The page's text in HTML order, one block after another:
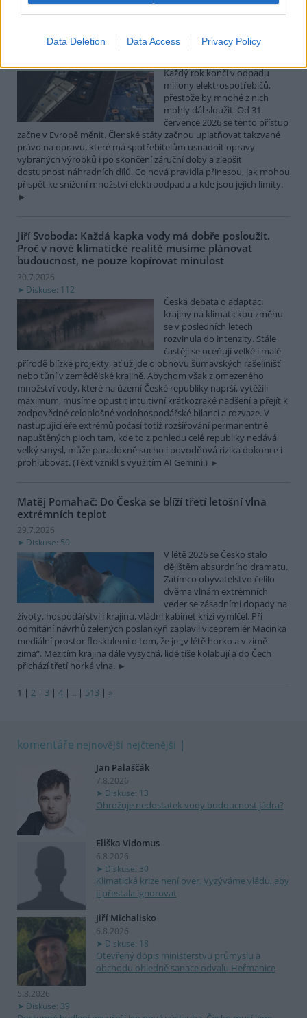
Data Deletion Data Access Privacy Policy
31.7.2026
Každý rok končí v odpadu
miliony elektrospotřebičů,
přestože by mnohé z nich
mohly dál sloužit. Od 31.
července 2026 se tento přístup
začne v Evropě měnit. Členské státy začnou uplatňovat takzvané
právo na opravu, které má spotřebitelům usnadnit opravy
vybraných výrobků i po skončení záruční doby a zlepšit
dostupnost náhradních dílů. Co nová pravidla přinesou, jak mohou
přispět ke snížení množství elektroodpadu a kde jsou jejich limity.
Jiří Svoboda: Každá kapka vody má dobře posloužit.
Proč v nové klimatické realitě musíme plánovat
budoucnost, ne pouze kopírovat minulost
30.7.2026
Diskuse: 112
Česká debata o adaptaci
krajiny na klimatickou změnu
se v posledních letech
rozvinula do intenzity. Stále
častěji se oceňují velké i malé
přírodě blízké projekty, ať už jde o obnovu šumavských rašelinišť
nebo tůní v zemědělské krajině. Abychom však z omezeného
množství vody, které na území České republiky naprší, vytěžili
maximum, musíme opustit intuitivní krátkozraké nadšení a přejít k
zodpovědné celoplošné vodohospodářské bilanci a rozvaze. V
nastupující éře extrémů počasí totiž rozšiřování permanentně
napuštěných ploch tam, kde to z pohledu celé republiky nedává
velký smysl, může paradoxně sucho i povodňová rizika dokonce i
prohlubovat. (Text vznikl s využitím AI Gemini.)
Matěj Pomahač: Do Česka se blíží třetí letošní vlna
extrémních teplot
29.7.2026
Diskuse: 50
V létě 2026 se Česko stalo
dějištěm absurdního dramatu.
Zatímco obyvatelstvo čelilo
dvěma vlnám extrémních
veder se zásadními dopady na
životy, hospodářství i krajinu, vládní kabinet krizi vymlčel. Při
odmítání návrhů zelených poslankyň zaplavil vicepremiér Macinka
mediální prostor floskulemi o tom, že je „v létě horko a v zimě
zima“. Mezitím krajina dále vysychá, lidé tiše kolabují a do Čech
přichází třetí horká vlna.
1 | 2 | 3 | 4 | .. | 513 | »
komentáře nejnovější nejčtenější
Jan Palaščák
7.8.2026
Diskuse: 13
Ohrožuje nedostatek vody budoucnost jádra?
Eliška Vidomus
6.8.2026
Diskuse: 30
Klimatická krize není over. Vyzýváme vládu, aby
ji přestala ignorovat
Jiří Michalisko
6.8.2026
Diskuse: 18
Otevřený dopis ministerstvu průmyslu a
obchodu ohledně sanace odvalu Heřmanice
5.8.2026
Diskuse: 39